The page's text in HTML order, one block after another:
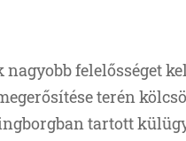
nagyobb felelősséget
terén
tartott